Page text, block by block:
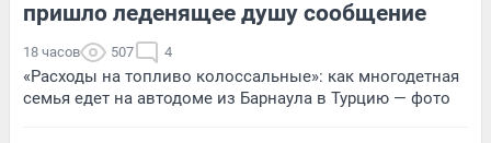
пришло леденящее душу сообщение
18 часов 507 4
«Расходы на топливо колоссальные»: как многодетная
семья едет на автодоме из Барнаула в Турцию — фото